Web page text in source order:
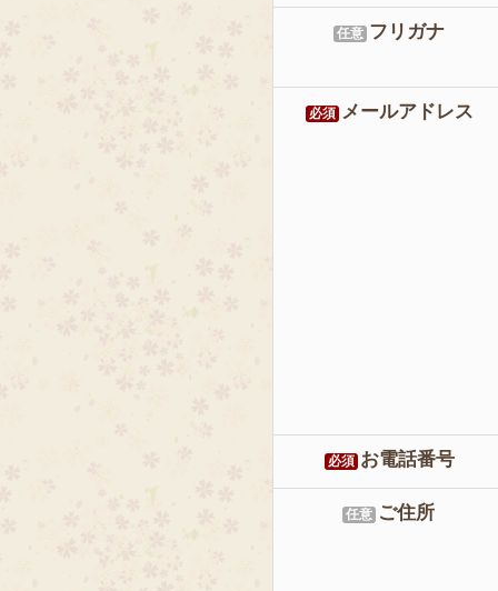
任意 フリガナ
必須 メールアドレス
必須 お電話番号
任意 ご住所